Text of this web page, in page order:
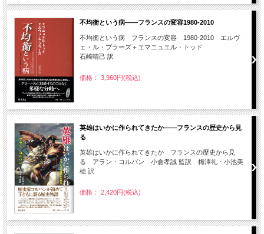
不均衡という病――フランスの変容1980-2010
不均衡という病 フランスの変容 1980-2010 エルヴ
ェ・ル・ブラーズ＋エマニュエル・トッド
石崎晴己 訳
価格： 3,960円(税込)
英雄はいかに作られてきたか――フランスの歴史から見
る
英雄はいかに作られてきたか フランスの歴史から見
る アラン・コルバン 小倉孝誠 監訳 梅澤礼・小池美
穂 訳
価格： 2,420円(税込)